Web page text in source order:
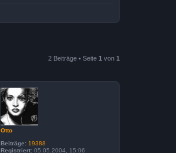
2 Beiträge • Seite 1 von 1
Otto
Beiträge: 19388
Registriert: 05.05.2004, 15:06